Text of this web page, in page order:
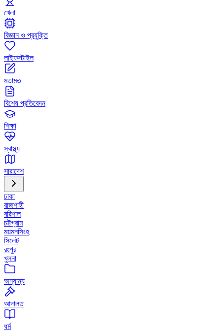
খেলা
বিজ্ঞান ও প্রযুক্তি
লাইফস্টাইল
মতামত
বিশেষ প্রতিবেদন
শিক্ষা
স্বাস্থ্য
সারাদেশ
ঢাকা
রাজশাহী
বরিশাল
চট্টগ্রাম
ময়মনসিংহ
সিলেট
রংপুর
খুলনা
অন্যান্য
আদালত
ধর্ম